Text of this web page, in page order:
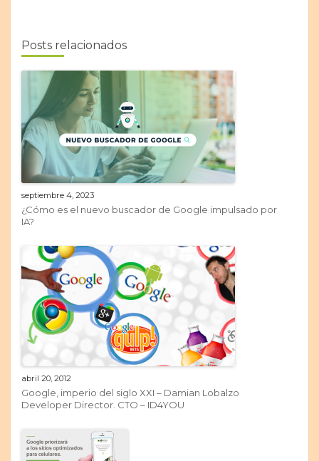
Posts relacionados
septiembre 4, 2023
¿Cómo es el nuevo buscador de Google impulsado por
IA?
abril 20, 2012
Google, imperio del siglo XXI – Damian Lobalzo
Developer Director. CTO – ID4YOU